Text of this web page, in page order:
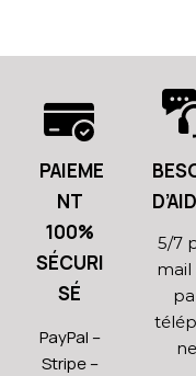
PAIEME
NT
100%
SÉCURI
SÉ
PayPal –
Stripe –
5/7
mail
ne